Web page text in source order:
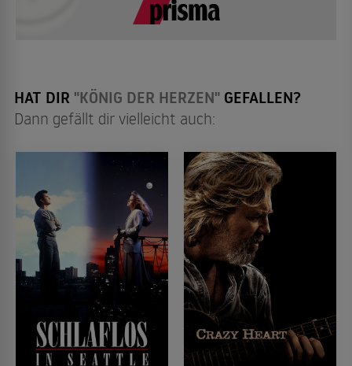
HAT DIR "KÖNIG DER HERZEN" GEFALLEN?
Dann gefällt dir vielleicht auch: